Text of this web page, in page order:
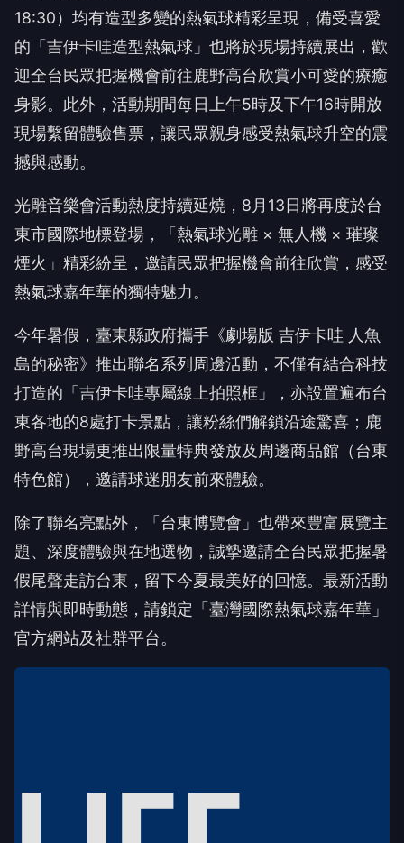
18:30）均有造型多變的熱氣球精彩呈現，備受喜愛
的「吉伊卡哇造型熱氣球」也將於現場持續展出，歡
迎全台民眾把握機會前往鹿野高台欣賞小可愛的療癒
身影。此外，活動期間每日上午5時及下午16時開放
現場繫留體驗售票，讓民眾親身感受熱氣球升空的震
撼與感動。
光雕音樂會活動熱度持續延燒，8月13日將再度於台
東市國際地標登場，「熱氣球光雕 × 無人機 × 璀璨
煙火」精彩紛呈，邀請民眾把握機會前往欣賞，感受
熱氣球嘉年華的獨特魅力。
今年暑假，臺東縣政府攜手《劇場版 吉伊卡哇 人魚
島的秘密》推出聯名系列周邊活動，不僅有結合科技
打造的「吉伊卡哇專屬線上拍照框」，亦設置遍布台
東各地的8處打卡景點，讓粉絲們解鎖沿途驚喜；鹿
野高台現場更推出限量特典發放及周邊商品館（台東
特色館），邀請球迷朋友前來體驗。
除了聯名亮點外，「台東博覽會」也帶來豐富展覽主
題、深度體驗與在地選物，誠摯邀請全台民眾把握暑
假尾聲走訪台東，留下今夏最美好的回憶。最新活動
詳情與即時動態，請鎖定「臺灣國際熱氣球嘉年華」
官方網站及社群平台。